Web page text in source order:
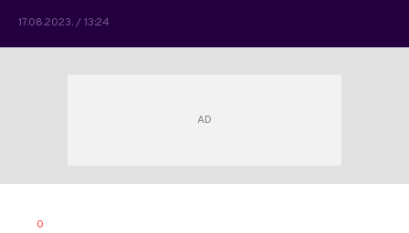
17.08.2023. / 13:24
AUTOR
0